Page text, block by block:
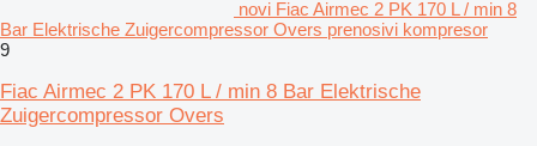
novi Fiac Airmec 2 PK 170 L / min 8
Bar Elektrische Zuigercompressor Overs prenosivi kompresor
9
Fiac Airmec 2 PK 170 L / min 8 Bar Elektrische
Zuigercompressor Overs